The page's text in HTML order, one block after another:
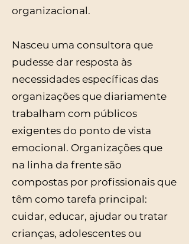
organizacional.
Nasceu uma consultora que
pudesse dar resposta às
necessidades específicas das
organizações que diariamente
trabalham com públicos
exigentes do ponto de vista
emocional. Organizações que
na linha da frente são
compostas por profissionais que
têm como tarefa principal:
cuidar, educar, ajudar ou tratar
crianças, adolescentes ou